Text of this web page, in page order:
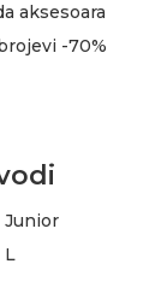
aksesoara
-70%
L